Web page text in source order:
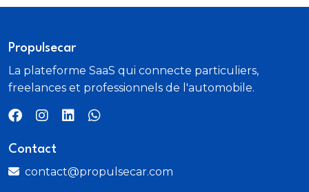
Propulsecar
La plateforme SaaS qui connecte particuliers,
freelances et professionnels de l'automobile.
Contact
contact@propulsecar.com